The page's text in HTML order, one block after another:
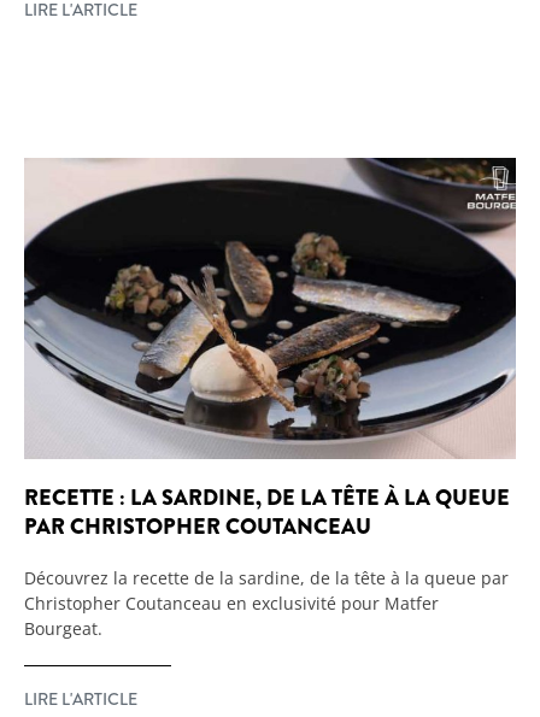
LIRE L'ARTICLE
RECETTE : LA SARDINE, DE LA TÊTE À LA QUEUE
PAR CHRISTOPHER COUTANCEAU
Découvrez la recette de la sardine, de la tête à la queue par
Christopher Coutanceau en exclusivité pour Matfer
Bourgeat.
LIRE L'ARTICLE